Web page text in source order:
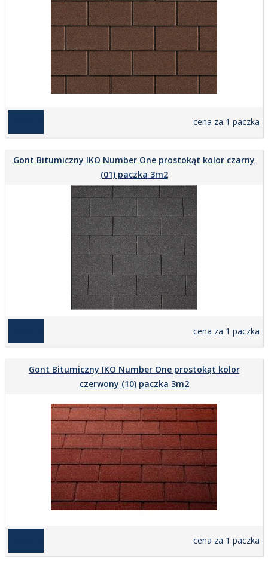
cena za 1 paczka
Gont Bitumiczny IKO Number One prostokąt kolor czarny
(01) paczka 3m2
cena za 1 paczka
Gont Bitumiczny IKO Number One prostokąt kolor
czerwony (10) paczka 3m2
cena za 1 paczka